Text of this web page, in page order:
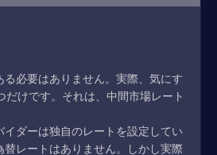
必要はありません。実際、気にす
だけです。それは、中間市場レート
ダーは独自のレートを設定してい
替レートはありません。しかし実際